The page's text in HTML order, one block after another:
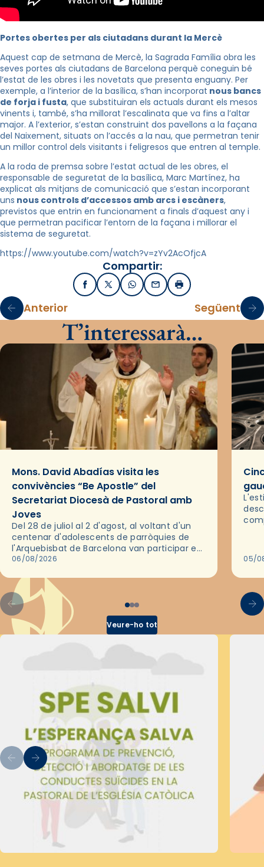
Portes obertes per als ciutadans durant la Mercè
Aquest cap de setmana de Mercè, la Sagrada Família obra les
seves portes als ciutadans de Barcelona perquè coneguin bé
l’estat de les obres i les novetats que presenta enguany. Per
exemple, a l’interior de la basílica, s’han incorporat nous bancs
de forja i fusta, que substituiran els actuals durant els mesos
vinents i, també, s’ha millorat l’escalinata que va fins a l’altar
major. A l’exterior, s’estan construint dos pavellons a la façana
del Naixement, situats on l’accés a la nau, que permetran tenir
un millor control dels visitants i feligresos que entren al temple.
A la roda de premsa sobre l’estat actual de les obres, el
responsable de seguretat de la basílica, Marc Martínez, ha
explicat als mitjans de comunicació que s’estan incorporant
uns nous controls d’accessos amb arcs i escàners,
previstos que entrin en funcionament a finals d’aquest any i
que permetran pacificar l’entorn de la façana i millorar el
sistema de seguretat.
https://www.youtube.com/watch?v=zYv2AcOfjcA
Compartir:
FacebookX / TwitterWhatsApp
EmailImprimir
Anterior Següent
T’interessarà…
Mons. David Abadías visita les
convivències “Be Apostle” del
Secretariat Diocesà de Pastoral amb
Joves
Del 28 de juliol al 2 d'agost, al voltant d'un
centenar d'adolescents de parròquies de
l'Arquebisbat de Barcelona van participar en
les convivències Be Apostle, organitzades
06/08/2026 05/
Veure-ho tot